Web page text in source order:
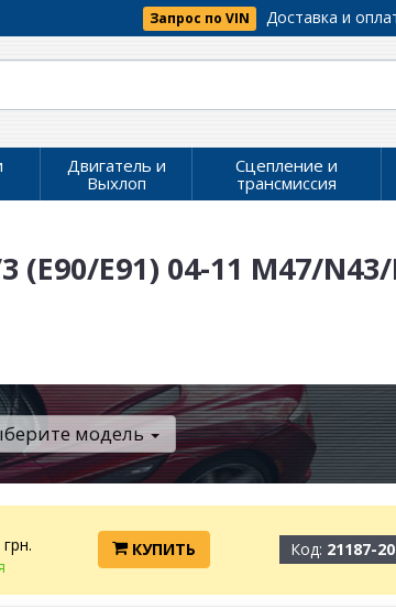
Запрос по VIN Доставка и
Двигатель и
Выхлоп
Сцепление и
трансмиссия
E91) 04-11 M47/
модель
грн.
КУПИТЬ Код: 21187-20